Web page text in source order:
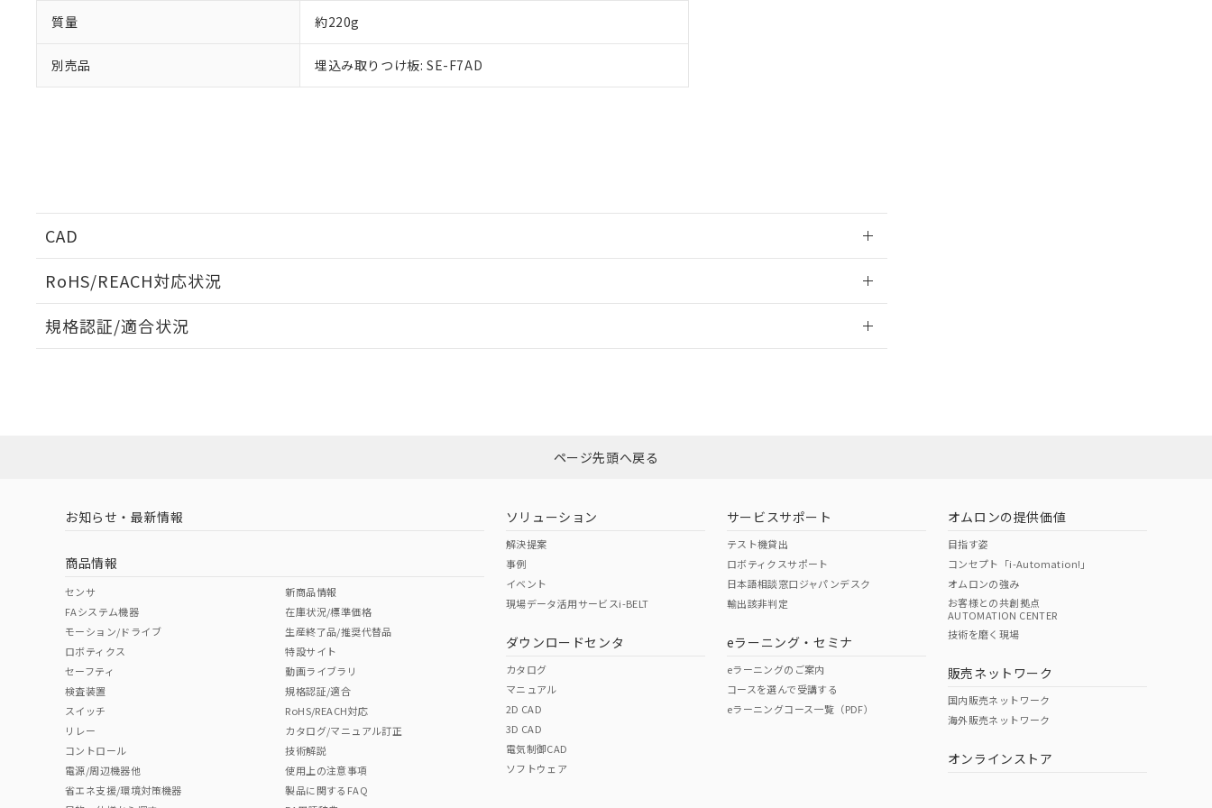
質量 約220g
別売品 埋込み取りつけ板: SE-F7AD
CAD
RoHS/REACH対応状況
EU RoHS 注意事項・凡例
ダウンロードはこちら
中国 RoHS 注意事項・凡例
中国 RoHS表
Pb Hg Cr(VI)
O O
"対応済み"や非含有の記載がされた商品であっても、流通在庫等で未対応品が混在する可能性があります。
非含有品が必要な際は、弊社営業部門もしくは販売店へお問い合わせください。
規格認証/適合状況
（イギリス
（ノルウェー
（日本
（アメリカ
この製品の規格認証/適合状況ページへ
その他の認証はこちらのページからご検索ください
既に当社にて対応品への在庫切替を完了していることから、特段のことがない限り、2022年1月12日よ
り割愛しております。
ページ先頭へ戻る
お知らせ・最新情報
商品情報
センサ
FAシステム機器
モーション/ドライブ
ロボティクス
セーフティ
検査装置
スイッチ
リレー
コントロール
電源/周辺機器他
省エネ支援/環境対策機器
新商品情報
在庫状況/標準価格
生産終了品/推奨代替品
特設サイト
動画ライブラリ
規格認証/適合
RoHS/REACH対応
カタログ/マニュアル訂正
技術解説
使用上の注意事項
製品に関するFAQ
ソリューション
解決提案
事例
イベント
現場データ活用サービスi-BELT
ダウンロードセンタ
カタログ
マニュアル
2D CAD
3D CAD
電気制御CAD
ソフトウェア
サービスサポート
テスト機貸出
ロボティクスサポート
日本語相談窓口ジャパンデスク
輸出該非判定
eラーニング・セミナ
eラーニングのご案内
コースを選んで受講する
eラーニングコース一覧（PDF）
オムロンの提供価値
目指す姿
コンセプト「i-Automation!」
オムロンの強み
お客様との共創拠点
AUTOMATION CENTER
技術を磨く現場
販売ネットワーク
国内販売ネットワーク
海外販売ネットワーク
オンラインストア